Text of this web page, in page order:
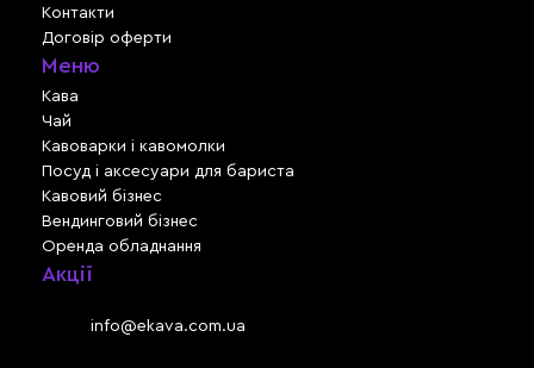
Контакти
Договір оферти
Меню
Кава
Чай
Кавоварки і кавомолки
Посуд і аксесуари для бариста
Кавовий бізнес
Вендинговий бізнес
Оренда обладнання
Акції
info@ekava.com.ua